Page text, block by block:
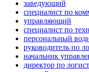
заведующий
специалист по
управляющий
специалист по
персональный
руководитель по
начальник
директор по